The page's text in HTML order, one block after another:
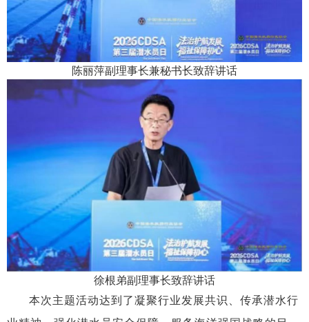
陈丽萍副理事长兼秘书长致辞讲话
徐根弟副理事长致辞讲话
本次主题活动达到了凝聚行业发展共识、传承潜水行